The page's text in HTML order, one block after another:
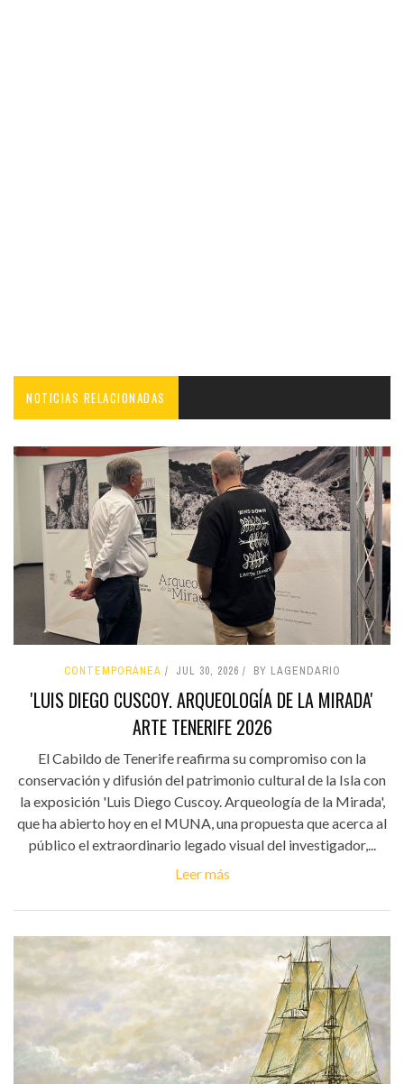
NOTICIAS RELACIONADAS
CONTEMPORÁNEA JUL 30, 2026 BY LAGENDARIO
'LUIS DIEGO CUSCOY. ARQUEOLOGÍA DE LA MIRADA'
ARTE TENERIFE 2026
El Cabildo de Tenerife reafirma su compromiso con la
conservación y difusión del patrimonio cultural de la Isla con
la exposición 'Luis Diego Cuscoy. Arqueología de la Mirada',
que ha abierto hoy en el MUNA, una propuesta que acerca al
público el extraordinario legado visual del investigador,...
Leer más